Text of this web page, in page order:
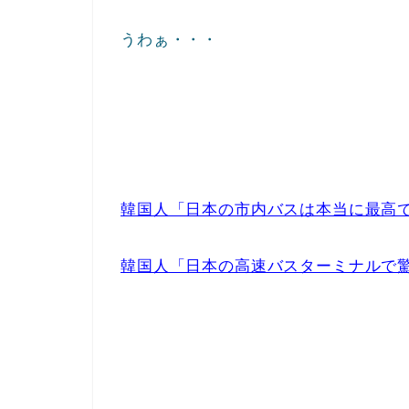
うわぁ・・・
韓国人「日本の市内バスは本当に最高
韓国人「日本の高速バスターミナルで